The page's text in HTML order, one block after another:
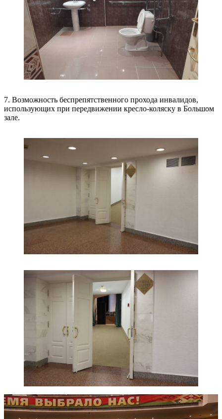
7. Возможность беспрепятственного прохода инвалидов,
использующих при передвижении кресло-коляску в Большом
зале.